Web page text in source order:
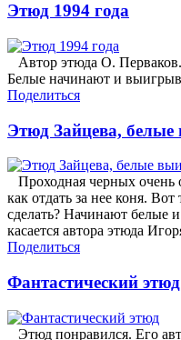
Этюд 1994 года
Автор этюда О.
Белые начинают и
Поделиться
Этюд Зайцева,
Проходная черных очень
как отдать за нее коня.
сделать? Начинают
касается автора этюда
Поделиться
Фантастический этюд
Этюд понравился. Его